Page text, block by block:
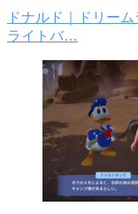
ドナルド｜ドリー
ライトバ…